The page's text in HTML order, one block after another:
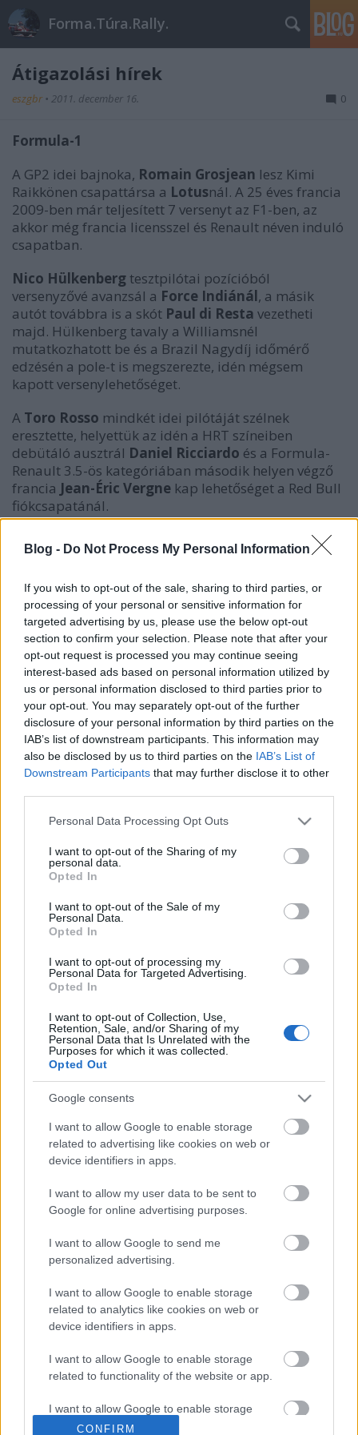
Blog - Do Not Process My Personal Information
If you wish to opt-out of the sale, sharing to third parties, or
processing of your personal or sensitive information for
targeted advertising by us, please use the below opt-out
section to confirm your selection. Please note that after your
opt-out request is processed you may continue seeing
interest-based ads based on personal information utilized by
us or personal information disclosed to third parties prior to
your opt-out. You may separately opt-out of the further
disclosure of your personal information by third parties on the
IAB’s list of downstream participants. This information may
also be disclosed by us to third parties on the IAB’s List of
Downstream Participants that may further disclose it to other
Please note that this website/app uses one or more Google
not limited to your visit or usage behaviour. You may click to
grant or deny consent to Google and its third-party tags to
use your data for below specified purposes in below Google
consent section.
Personal Data Processing Opt Outs
I want to opt-out of the Sharing of my
personal data.
Opted In
I want to opt-out of the Sale of my
Personal Data.
Opted In
I want to opt-out of processing my
Personal Data for Targeted Advertising.
Opted In
I want to opt-out of Collection, Use,
Retention, Sale, and/or Sharing of my
Personal Data that Is Unrelated with the
Purposes for which it was collected.
Opted Out
Google consents
I want to allow Google to enable storage
related to advertising like cookies on web or
device identifiers in apps.
I want to allow my user data to be sent to
Google for online advertising purposes.
I want to allow Google to send me
personalized advertising.
I want to allow Google to enable storage
related to analytics like cookies on web or
device identifiers in apps.
I want to allow Google to enable storage
related to functionality of the website or app.
I want to allow Google to enable storage
related to personalization.
CONFIRM
Forma.Túra.Rally.
Átigazolási hírek
eszgbr • 2011. december 16. 0
Formula-1
A GP2 idei bajnoka, Romain Grosjean lesz Kimi
Raikkönen csapattársa a Lotusnál. A 25 éves francia
2009-ben már teljesített 7 versenyt az F1-ben, az
akkor még francia licensszel és Renault néven induló
csapatban.
Nico Hülkenberg tesztpilótai pozícióból
versenyzővé avanzsál a Force Indiánál, a másik
autót továbbra is a skót Paul di Resta vezetheti
majd. Hülkenberg tavaly a Williamsnél
mutatkozhatott be és a Brazil Nagydíj időmérő
edzésén a pole-t is megszerezte, idén mégsem
kapott versenylehetőséget.
A Toro Rosso mindkét idei pilótáját szélnek
eresztette, helyettük az idén a HRT színeiben
debütáló ausztrál Daniel Ricciardo és a Formula-
Renault 3.5-ös kategóriában második helyen végző
francia Jean-Éric Vergne kap lehetőséget a Red Bull
fiókcsapatánál.
A 2012-es mezőnyben már csak két kiadó hely
maradt: egy a Williamsnél és egy a Hispaniánál.
Rali
Megnyugodhatnak aFordjövőjéért aggódók: az M-
Sport bejelentette, hogy 2013-ig biztosan maradnak
a világbajnoki sorozatban, bár két fő szponzoruk
közül Abu-Dzabit elveszítették (a Castrol marad).
Emellett bejelentették jövő évi pilótapárosukat is:
Jari-Matti Latvala marad, míg a távozó Mikko
Hirvonen helyére leszerződtették a 2003-as
világbajnokPetter Solberget.
CitroenLoeb és Hirvonen mellé leigazolta a katari
Nasser Al-Attiyaht. A pár nap híján 41 éves
versenyző idén januárban megnyerte a Dakar-ralit
pedig az SWRC kategóriában versenyezte végig egy
Ford Fiesta S2000 volánjánál.
Címkék:f1 ford citroen toro rosso wrc
petter
solberg romain grosjean daniel ricciardo jean eric vergne
a palya? nico hulkenberg
Ajánlott bejegyzések:
A Kit Car korszak: Francia aszfaltrakéták
A Formula-1 legnagyobb hatású autója: A
Az első bika
Kit car királyok